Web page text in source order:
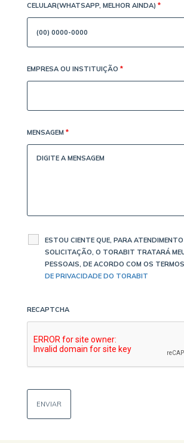
CELULAR(WHATSAPP, MELHOR AINDA) *
EMPRESA OU INSTITUIÇÃO *
MENSAGEM *
ESTOU CIENTE QUE, PARA
SOLICITAÇÃO, O TORABIT TRATARÁ
PESSOAIS, DE ACORDO COM OS
DE PRIVACIDADE DO TORABIT
RECAPTCHA